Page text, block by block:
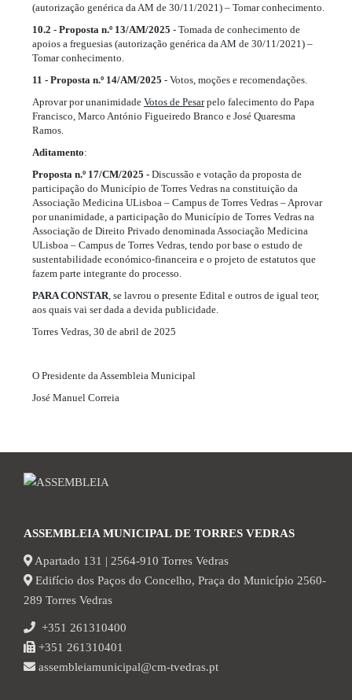
(autorização genérica da AM de 30/11/2021) – Tomar conhecimento.
10.2 - Proposta n.º 13/AM/2025 - Tomada de conhecimento de
apoios a freguesias (autorização genérica da AM de 30/11/2021) –
Tomar conhecimento.
11 - Proposta n.º 14/AM/2025 - Votos, moções e recomendações.
Aprovar por unanimidade Votos de Pesarpelo falecimento do Papa
Francisco, Marco António Figueiredo Branco e José Quaresma
Ramos.
Aditamento:
Proposta n.º 17/CM/2025 - Discussão e votação da proposta de
participação do Município de Torres Vedras na constituição da
Associação Medicina ULisboa – Campus de Torres Vedras – Aprovar
por unanimidade, a participação do Município de Torres Vedras na
Associação de Direito Privado denominada Associação Medicina
ULisboa – Campus de Torres Vedras, tendo por base o estudo de
sustentabilidade económico-financeira e o projeto de estatutos que
fazem parte integrante do processo.
PARA CONSTAR , se lavrou o presente Edital e outros de igual teor,
aos quais vai ser dada a devida publicidade.
Torres Vedras, 30 de abril de 2025
O Presidente da Assembleia Municipal
José Manuel Correia
ASSEMBLEIA MUNICIPAL DE TORRES VEDRAS
Apartado 131 | 2564-910 Torres Vedras
Edifício dos Paços do Concelho, Praça do Município 2560-
289 Torres Vedras
+351 261310400
+351 261310401
assembleiamunicipal@cm-tvedras.pt